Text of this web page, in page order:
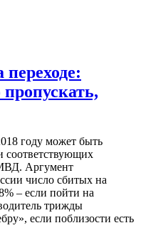
году может быть
соответствующих
МВД. Аргумент
число сбитых на
– если пойти на
трижды
если поблизости есть